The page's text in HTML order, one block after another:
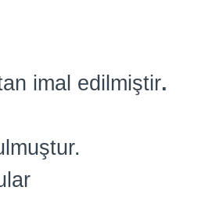
imal edilmiştir.